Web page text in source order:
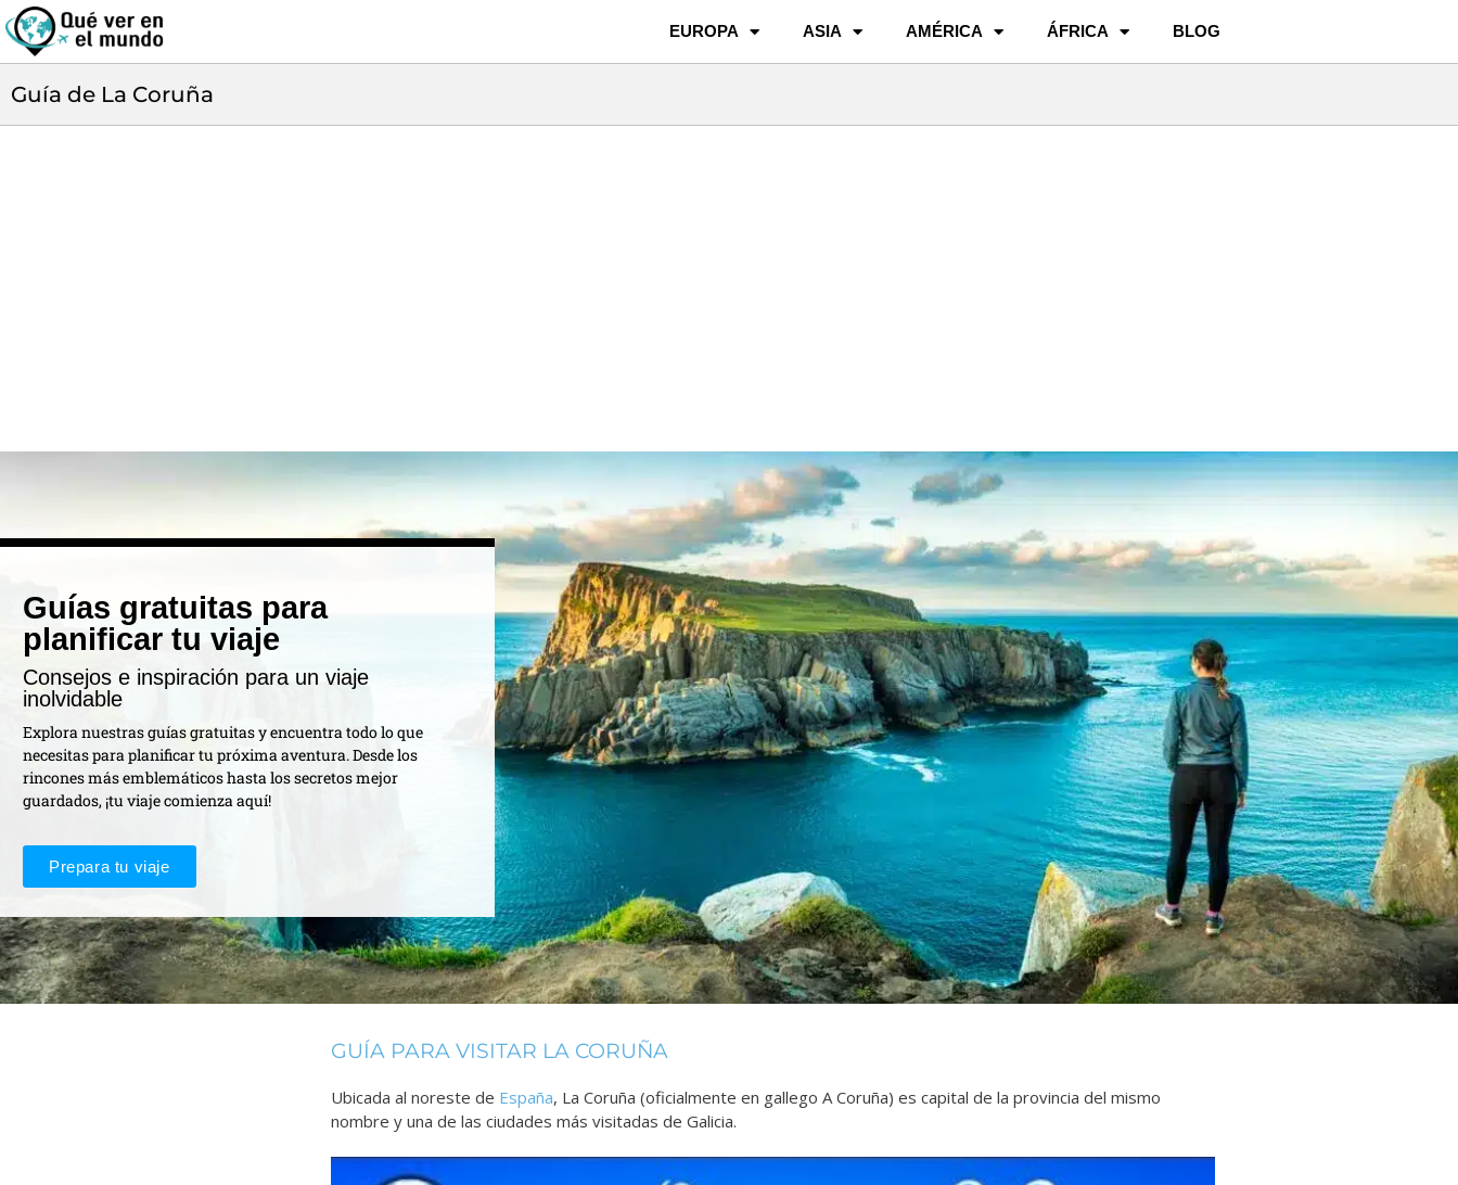
EUROPA ASIA AMÉRICA ÁFRICA BLOG
Guía de La Coruña
Guías gratuitas para
planificar tu viaje
Consejos e inspiración para un viaje
inolvidable
Explora nuestras guías gratuitas y encuentra todo lo que
necesitas para planificar tu próxima aventura. Desde los
rincones más emblemáticos hasta los secretos mejor
guardados, ¡tu viaje comienza aquí!
Prepara tu viaje
GUÍA PARA VISITAR LA CORUÑA
Ubicada al noreste de España, La Coruña (oficialmente en gallego A Coruña) es capital de la provincia del mismo
nombre y una de las ciudades más visitadas de Galicia.